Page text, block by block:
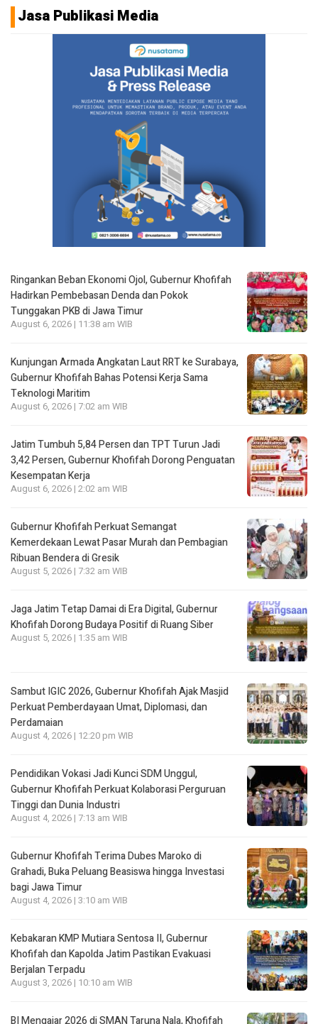
Jasa Publikasi Media
Ringankan Beban Ekonomi Ojol, Gubernur Khofifah
Hadirkan Pembebasan Denda dan Pokok
Tunggakan PKB di Jawa Timur
August 6, 2026 | 11:38 am WIB
Kunjungan Armada Angkatan Laut RRT ke Surabaya,
Gubernur Khofifah Bahas Potensi Kerja Sama
Teknologi Maritim
August 6, 2026 | 7:02 am WIB
Jatim Tumbuh 5,84 Persen dan TPT Turun Jadi
3,42 Persen, Gubernur Khofifah Dorong Penguatan
Kesempatan Kerja
August 6, 2026 | 2:02 am WIB
Gubernur Khofifah Perkuat Semangat
Kemerdekaan Lewat Pasar Murah dan Pembagian
Ribuan Bendera di Gresik
August 5, 2026 | 7:32 am WIB
Jaga Jatim Tetap Damai di Era Digital, Gubernur
Khofifah Dorong Budaya Positif di Ruang Siber
August 5, 2026 | 1:35 am WIB
Sambut IGIC 2026, Gubernur Khofifah Ajak Masjid
Perkuat Pemberdayaan Umat, Diplomasi, dan
Perdamaian
August 4, 2026 | 12:20 pm WIB
Pendidikan Vokasi Jadi Kunci SDM Unggul,
Gubernur Khofifah Perkuat Kolaborasi Perguruan
Tinggi dan Dunia Industri
August 4, 2026 | 7:13 am WIB
Gubernur Khofifah Terima Dubes Maroko di
Grahadi, Buka Peluang Beasiswa hingga Investasi
bagi Jawa Timur
August 4, 2026 | 3:10 am WIB
Kebakaran KMP Mutiara Sentosa II, Gubernur
Khofifah dan Kapolda Jatim Pastikan Evakuasi
Berjalan Terpadu
August 3, 2026 | 10:10 am WIB
BI Mengajar 2026 di SMAN Taruna Nala, Khofifah